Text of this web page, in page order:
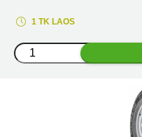
1 TK LAOS